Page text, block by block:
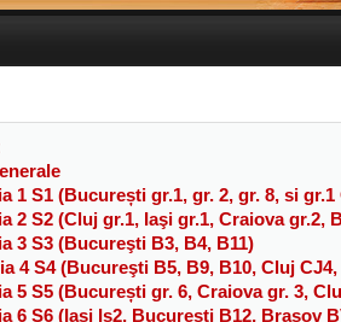
1 S1 (București gr.1, gr. 2, gr. 8, si gr.1
2 S2 (Cluj gr.1, Iaşi gr.1, Craiova gr.2,
3 S3 (Bucureşti B3, B4, B11)
4 S4 (Bucureşti B5, B9, B10, Cluj
5 S5 (București gr. 6, Craiova gr. 3,
6 S6 (Iasi Is2, Bucureşti B12, Braşov